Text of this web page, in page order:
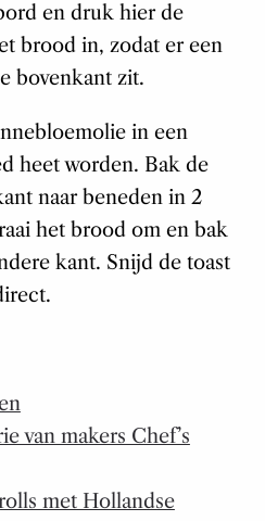
en druk hier de
brood in, zodat er een
bovenkant zit.
in een
heet worden. Bak de
naar beneden in 2
het brood om en bak
kant. Snijd de toast
van makers Chef’s
met Hollandse